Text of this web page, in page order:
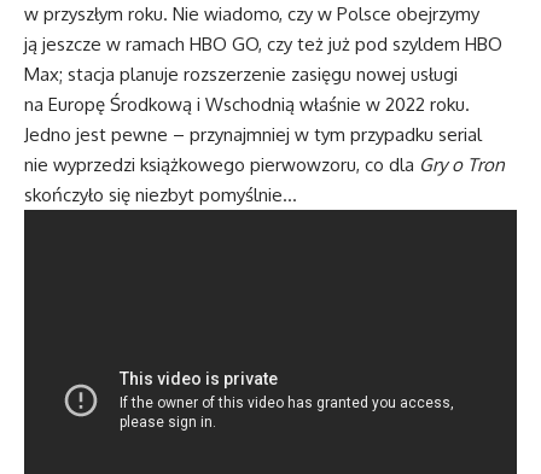
w przyszłym roku. Nie wiadomo, czy w Polsce obejrzymy
ją jeszcze w ramach HBO GO, czy też już pod szyldem HBO
Max; stacja planuje rozszerzenie zasięgu nowej usługi
na Europę Środkową i Wschodnią właśnie w 2022 roku.
Jedno jest pewne – przynajmniej w tym przypadku serial
nie wyprzedzi książkowego pierwowzoru, co dla Gry o Tron
skończyło się niezbyt pomyślnie…